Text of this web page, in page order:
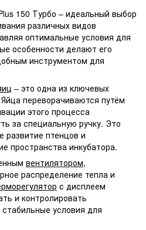
150 Турбо – идеальный выбор
различных видов
оптимальные условия для
особенности делают его
инструментом для
– это одна из ключевых
переворачиваются путём
этого процесса
за специальную ручку. Это
развитие птенцов и
пространства инкубатора.
вентилятором,
распределение тепла и
с дисплеем
и контролировать
условия для